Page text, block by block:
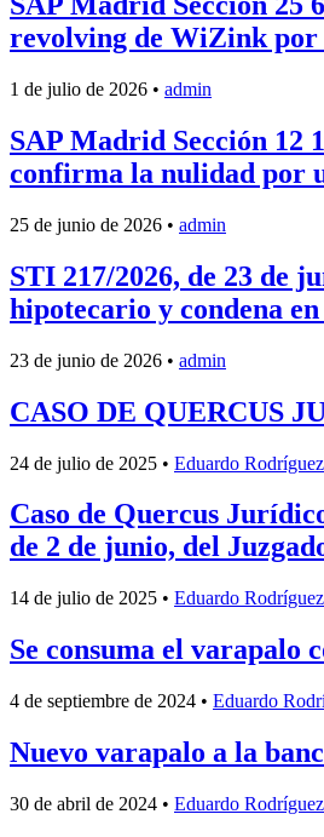
revolving de WiZink por
1 de julio de 2026 • admin
SAP Madrid Sección 12
confirma la nulidad por
25 de junio de 2026 • admin
STI 217/2026, de 23 de
hipotecario y condena
23 de junio de 2026 • admin
CASO DE QUERCUS
24 de julio de 2025 • Eduardo
Caso de Quercus
de 2 de junio, del
14 de julio de 2025 • Eduardo
Se consuma el varapalo
4 de septiembre de 2024 • Eduardo
Nuevo varapalo a la
30 de abril de 2024 • Eduardo